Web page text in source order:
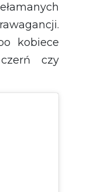
kobiece
czy